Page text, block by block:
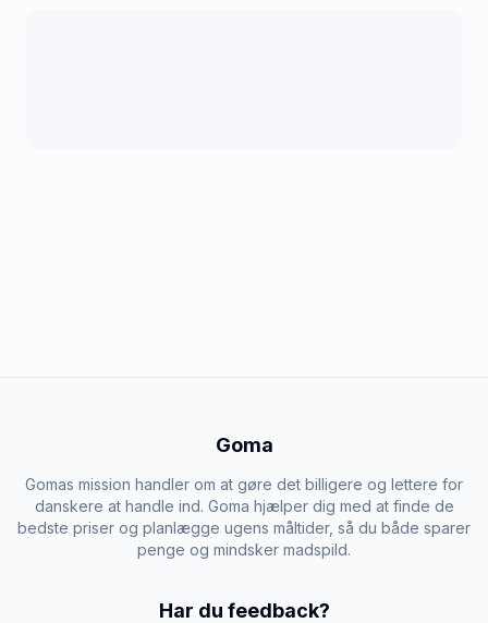
Goma
Gomas mission handler om at gøre det billigere og lettere for
danskere at handle ind. Goma hjælper dig med at finde de
bedste priser og planlægge ugens måltider, så du både sparer
penge og mindsker madspild.
Har du feedback?